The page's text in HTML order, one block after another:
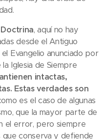
, aquí no hay
desde el Antiguo
Evangelio anunciado por
Iglesia de Siempre
intactas,
Estas verdades son
es el caso de algunas
que la mayor parte de
el error, pero siempre
que conserva y defiende